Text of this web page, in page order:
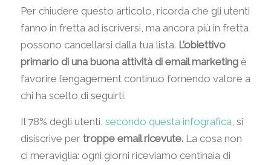
Per chiudere questo articolo, ricorda che gli utenti
fanno in fretta ad iscriversi, ma ancora più in fretta
possono cancellarsi dalla tua lista. L’obiettivo
primario di una buona attività di email marketingè
favorire l’engagement continuo fornendo valore a
chi ha scelto di seguirti.
Il 78% degli utenti, secondo questa infografica , si
disiscrive per troppe email ricevute.La cosa non
ci meraviglia: ogni giorni riceviamo centinaia di